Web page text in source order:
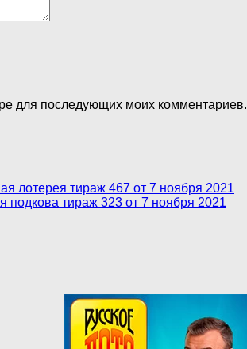
для последующих моих комментариев.
лотерея тираж 467 от 7 ноября 2021
подкова тираж 323 от 7 ноября 2021